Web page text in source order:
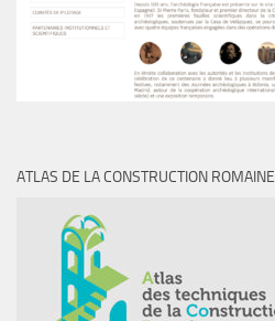
ATLAS DE LA CONSTRUCTION ROMAINE